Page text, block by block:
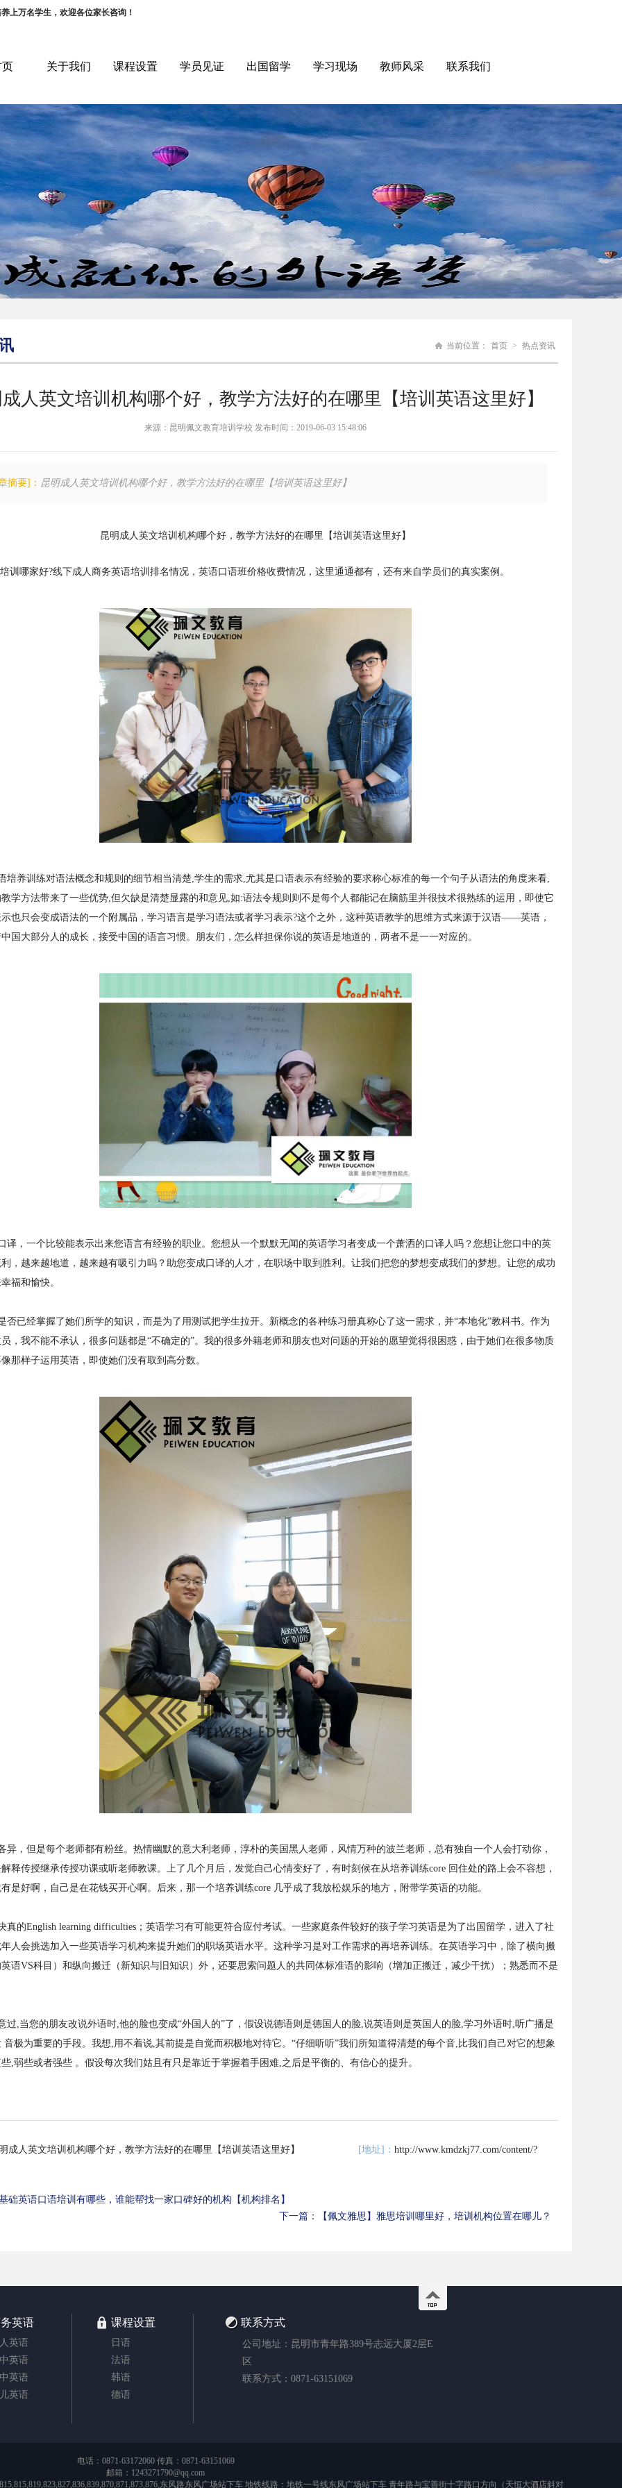
上万名学生，欢迎各位家长咨询！
页 关于我们 课程设置 学员见证 出国留学 学习现场 教师风采 联系我们
当前位置： 首页 > 热点资讯
人英文培训机构哪个好，教学方法好的在哪里【培训英语这里好】
来源：昆明佩文教育培训学校 发布时间：2019-06-03 15:48:06
摘要]： 昆明成人英文培训机构哪个好，教学方法好的在哪里【培训英语这里好】
昆明成人英文培训机构哪个好，教学方法好的在哪里【培训英语这里好】
哪家好?线下成人商务英语培训排名情况，英语口语班价格收费情况，这里通通都有，还有来自学员们的真实案例。
养训练对语法概念和规则的细节相当清楚,学生的需求,尤其是口语表示有经验的要求称心标准的每一个句子从语法的角度来看,
学方法带来了一些优势,但欠缺是清楚显露的和意见,如:语法令规则则不是每个人都能记在脑筋里并很技术很熟练的运用，即使它
也只会变成语法的一个附属品，学习语言是学习语法或者学习表示?这个之外，这种英语教学的思维方式来源于汉语——英语，
国大部分人的成长，接受中国的语言习惯。朋友们，怎么样担保你说的英语是地道的，两者不是一一对应的。
，一个比较能表示出来您语言有经验的职业。您想从一个默默无闻的英语学习者变成一个萧洒的口译人吗？您想让您口中的英
，越来越地道，越来越有吸引力吗？助您变成口译的人才，在职场中取到胜利。让我们把您的梦想变成我们的梦想。让您的成功
福和愉快。
已经掌握了她们所学的知识，而是为了用测试把学生拉开。新概念的各种练习册真称心了这一需求，并“本地化”教科书。作为
，我不能不承认，很多问题都是“不确定的”。我的很多外籍老师和朋友也对问题的开始的愿望觉得很困惑，由于她们在很多物质
那样子运用英语，即使她们没有取到高分数。
，但是每个老师都有粉丝。热情幽默的意大利老师，淳朴的美国黑人老师，风情万种的波兰老师，总有独自一个人会打动你，
释传授继承传授功课或听老师教课。上了几个月后，发觉自己心情变好了，有时刻候在从培养训练core 回住处的路上会不容想，
是好啊，自己是在花钱买开心啊。后来，那一个培养训练core 几乎成了我放松娱乐的地方，附带学英语的功能。
的English learning difficulties；英语学习有可能更符合应付考试。一些家庭条件较好的孩子学习英语是为了出国留学，进入了社
人会挑选加入一些英语学习机构来提升她们的职场英语水平。这种学习是对工作需求的再培养训练。在英语学习中，除了横向搬
语VS科目）和纵向搬迁（新知识与旧知识）外，还要思索问题人的共同体标准语的影响（增加正搬迁，减少干扰）；熟悉而不是
,当您的朋友改说外语时,他的脸也变成“外国人的”了，假设说德语则是德国人的脸,说英语则是英国人的脸,学习外语时,听广播是
音极为重要的手段。我想,用不着说,其前提是自觉而积极地对待它。“仔细听听”我们所知道得清楚的每个音,比我们自己对它的想象
,弱些或者强些 。假设每次我们姑且有只是靠近于掌握着手困难,之后是平衡的、有信心的提升。
成人英文培训机构哪个好，教学方法好的在哪里【培训英语这里好】 [地址]： http://www.kmdzkj77.com/content/?
础英语口语培训有哪些，谁能帮找一家口碑好的机构【机构排名】
下一篇：
【佩文雅思】雅思培训哪里好，培训机构位置在哪儿？
英语
英语
英语
英语
英语
课程设置
日语
法语
韩语
德语
联系方式
公司地址：昆明市青年路389号志远大厦2层E
区
联系方式：0871-63151069
电话：0871-63172060 传真：0871-63151069
邮箱：1243271790@qq.com
815,815,819,823,827,836,839,870,871,873,876,东风路东风广场站下车 地铁线路：地铁一号线东风广场站下车 青年路与宝善街十字路口方向（天恒大酒店斜对